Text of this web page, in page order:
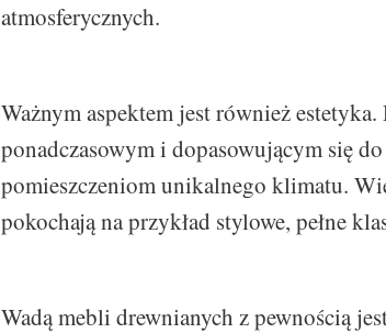
atmosferycznych.
Ważnym aspektem jest również estetyka.
ponadczasowym i dopasowującym się
pomieszczeniom unikalnego klimatu.
pokochają na przykład stylowe, pełne
Wadą mebli drewnianych z pewnością